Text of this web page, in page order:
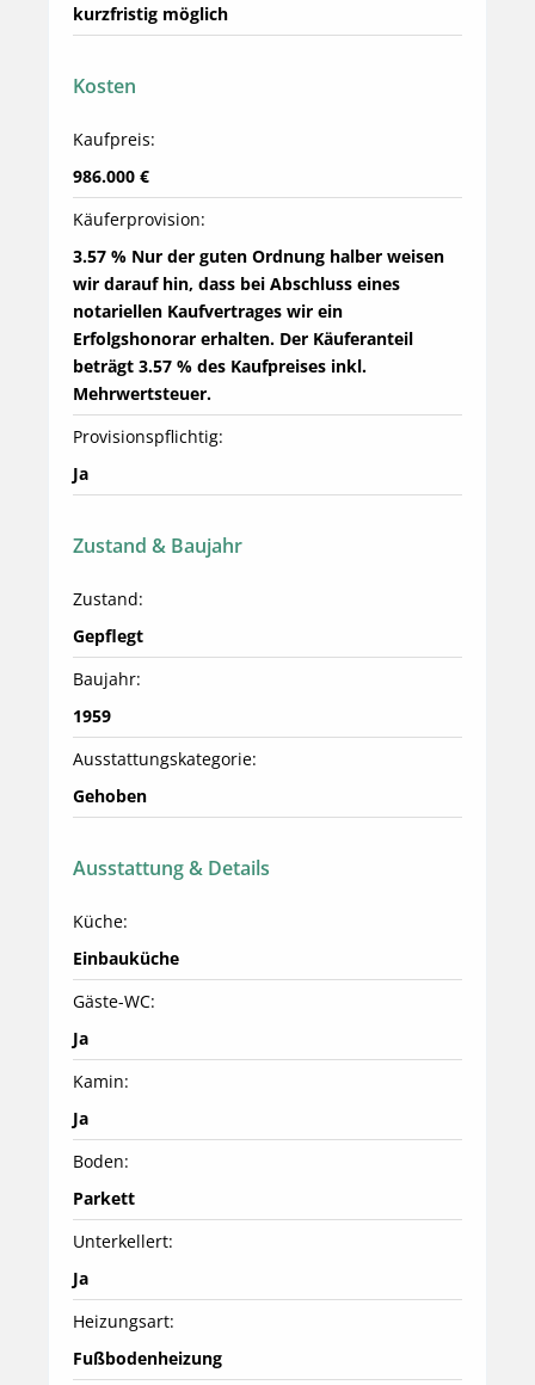
kurzfristig möglich
Kosten
Kaufpreis:
986.000 €
Käuferprovision:
3.57 % Nur der guten Ordnung halber weisen
wir darauf hin, dass bei Abschluss eines
notariellen Kaufvertrages wir ein
Erfolgshonorar erhalten. Der Käuferanteil
beträgt 3.57 % des Kaufpreises inkl.
Mehrwertsteuer.
Provisionspflichtig:
Ja
Zustand & Baujahr
Zustand:
Gepflegt
Baujahr:
1959
Ausstattungskategorie:
Gehoben
Ausstattung & Details
Küche:
Einbauküche
Gäste-WC:
Ja
Kamin:
Ja
Boden:
Parkett
Unterkellert:
Ja
Heizungsart:
Fußbodenheizung